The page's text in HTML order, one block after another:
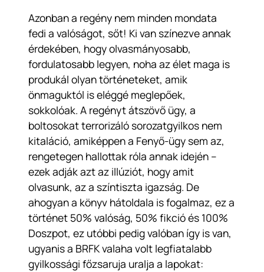
Azonban a regény nem minden mondata
fedi a valóságot, sőt! Ki van színezve annak
érdekében, hogy olvasmányosabb,
fordulatosabb legyen, noha az élet maga is
produkál olyan történeteket, amik
önmaguktól is eléggé meglepőek,
sokkolóak. A regényt átszövő ügy, a
boltosokat terrorizáló sorozatgyilkos nem
kitaláció, amiképpen a Fenyő-ügy sem az,
rengetegen hallottak róla annak idején –
ezek adják azt az illúziót, hogy amit
olvasunk, az a színtiszta igazság. De
ahogyan a könyv hátoldala is fogalmaz, ez a
történet 50% valóság, 50% fikció és 100%
Doszpot, ez utóbbi pedig valóban így is van,
ugyanis a BRFK valaha volt legfiatalabb
gyilkossági főzsaruja uralja a lapokat: